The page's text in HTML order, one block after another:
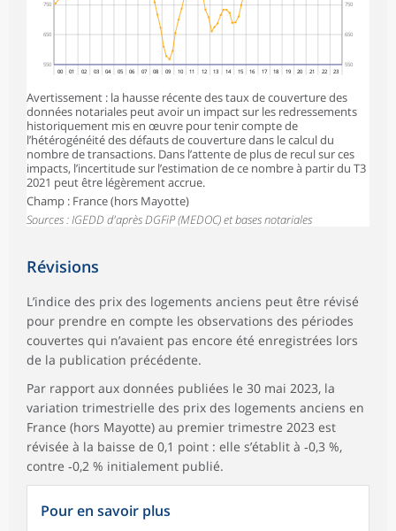
550
650
750
550
650
750
00 01 02 03 04 05 06 07 08 09 10 11 12 13 14 15 16 17 18 19 20 21 22 23
Avertissement : la hausse récente des taux de couverture des
données notariales peut avoir un impact sur les redressements
historiquement mis en œuvre pour tenir compte de
l’hétérogénéité des défauts de couverture dans le calcul du
nombre de transactions. Dans l’attente de plus de recul sur ces
impacts, l’incertitude sur l’estimation de ce nombre à partir du T3
2021 peut être légèrement accrue.
Champ : France (hors Mayotte)
Sources : IGEDD d'après DGFiP (MEDOC) et bases notariales
Révisions
L’indice des prix des logements anciens peut être révisé
pour prendre en compte les observations des périodes
couvertes qui n’avaient pas encore été enregistrées lors
de la publication précédente.
Par rapport aux données publiées le 30 mai 2023, la
variation trimestrielle des prix des logements anciens en
France (hors Mayotte) au premier trimestre 2023 est
révisée à la baisse de 0,1 point : elle s’établit à ‑0,3 %,
contre ‑0,2 % initialement publié.
Pour en savoir plus